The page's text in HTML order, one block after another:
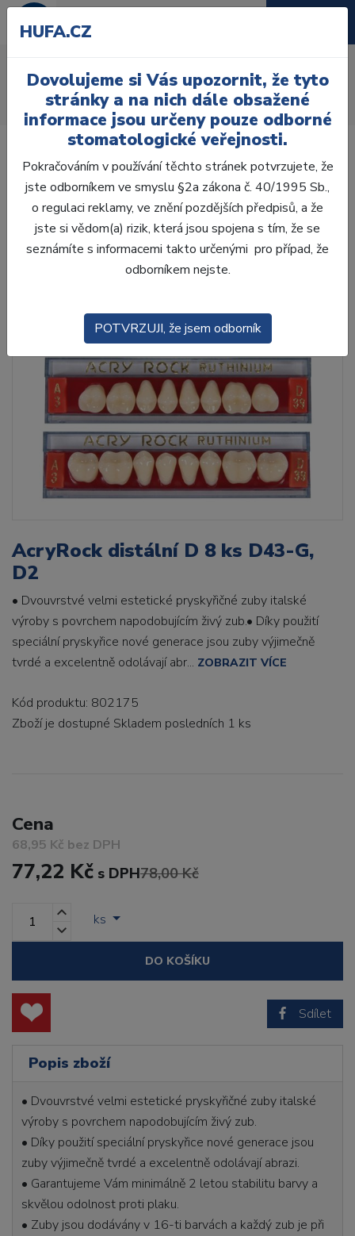
Úvod Zuby
AcryRock
AcryRock distální D 8 ks D43-G, D2
AcryRock distální D 8 ks D43-G,
D2
• Dvouvrstvé velmi estetické pryskyřičné zuby italské
výroby s povrchem napodobujícím živý zub.• Díky použití
speciální pryskyřice nové generace jsou zuby výjimečně
tvrdé a excelentně odolávají abr... ZOBRAZIT VÍCE
Kód produktu: 802175
Zboží je dostupné Skladem posledních 1 ks
Cena
68,95 Kč bez DPH
77,22 Kč s DPH78,00 Kč
ks
DO KOŠÍKU
Sdílet
Popis zboží
• Dvouvrstvé velmi estetické pryskyřičné zuby italské
výroby s povrchem napodobujícím živý zub.
• Díky použití speciální pryskyřice nové generace jsou
zuby výjimečně tvrdé a excelentně odolávají abrazi.
• Garantujeme Vám minimálně 2 letou stabilitu barvy a
skvělou odolnost proti plaku.
• Zuby jsou dodávány v 16-ti barvách a každý zub je při
HUFA.CZ
Dovolujeme si Vás upozornit, že tyto
stránky a na nich dále obsažené
informace jsou určeny pouze odborné
stomatologické veřejnosti.
Pokračováním v používání těchto stránek potvrzujete, že
jste odborníkem ve smyslu §2a zákona č. 40/1995 Sb.,
o regulaci reklamy, ve znění pozdějších předpisů, a že
jste si vědom(a) rizik, která jsou spojena s tím, že se
seznámíte s informacemi takto určenými pro případ, že
odborníkem nejste.
POTVRZUJI, že jsem odborník